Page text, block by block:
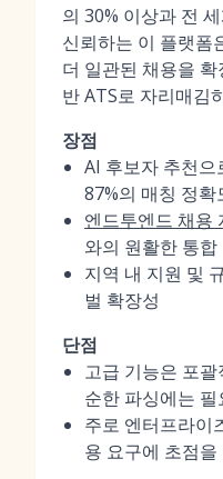
의 30% 이상과 전
신뢰하는 이 플랫폼
더 일관된 채용을
반 ATS로 자리매김
장점
AI 후보자 추천으
87%의 매칭 정확
엔드투엔드 채용
와의 원활한 통합
지역 내 지원 및
벌 확장성
단점
고급 기능은 포
순한 파싱에는
주로 엔터프라이
용 요구에 초점을